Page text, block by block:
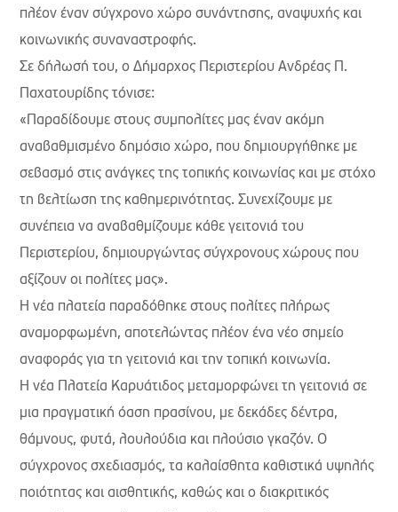
πλέον έναν σύγχρονο χώρο συνάντησης, αναψυχής και
κοινωνικής συναναστροφής.
Σε δήλωσή του, ο Δήμαρχος Περιστερίου Ανδρέας Π.
Παχατουρίδης τόνισε:
«Παραδίδουμε στους συμπολίτες μας έναν ακόμη
αναβαθμισμένο δημόσιο χώρο, που δημιουργήθηκε με
σεβασμό στις ανάγκες της τοπικής κοινωνίας και με στόχο
τη βελτίωση της καθημερινότητας. Συνεχίζουμε με
συνέπεια να αναβαθμίζουμε κάθε γειτονιά του
Περιστερίου, δημιουργώντας σύγχρονους χώρους που
αξίζουν οι πολίτες μας».
Η νέα πλατεία παραδόθηκε στους πολίτες πλήρως
αναμορφωμένη, αποτελώντας πλέον ένα νέο σημείο
αναφοράς για τη γειτονιά και την τοπική κοινωνία.
Η νέα Πλατεία Καρυάτιδος μεταμορφώνει τη γειτονιά σε
μια πραγματική όαση πρασίνου, με δεκάδες δέντρα,
θάμνους, φυτά, λουλούδια και πλούσιο γκαζόν. Ο
σύγχρονος σχεδιασμός, τα καλαίσθητα καθιστικά υψηλής
ποιότητας και αισθητικής, καθώς και ο διακριτικός